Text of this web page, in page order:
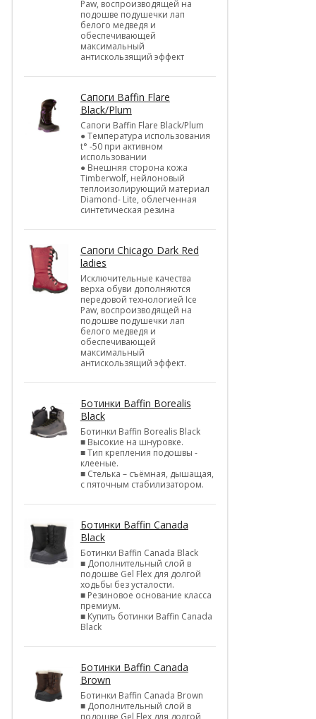
Paw, воспроизводящей на
подошве подушечки лап
белого медведя и
обеспечивающей
максимальный
антискользящий эффект
Cапоги Baffin Flare
Black/Plum
Cапоги Baffin Flare Black/Plum
● Температура использования
t° -50 при активном
использовании
● Внешняя сторона кожа
Timberwolf, нейлоновый
теплоизолирующий материал
Diamond- Lite, облегченная
синтетическая резина
Cапоги Chicago Dark Red
ladies
Исключительные качества
верха обуви дополняются
передовой технологией Ice
Paw, воспроизводящей на
подошве подушечки лап
белого медведя и
обеспечивающей
максимальный
антискользящий эффект.
Ботинки Baffin Borealis
Black
Ботинки Baffin Borealis Black
■ Высокие на шнуровке.
■ Тип крепления подошвы -
клееные.
■ Стелька – съёмная, дышащая,
с пяточным стабилизатором.
Ботинки Baffin Canada
Black
Ботинки Baffin Canada Black
■ Дополнительный слой в
подошве Gel Flex для долгой
ходьбы без усталости.
■ Резиновое основание класса
премиум.
■ Купить ботинки Baffin Canada
Black
Ботинки Baffin Canada
Brown
Ботинки Baffin Canada Brown
■ Дополнительный слой в
подошве Gel Flex для долгой